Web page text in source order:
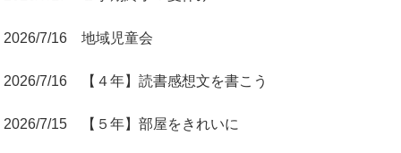
2026/7/16 地域児童会
2026/7/16 【４年】読書感想文を書こう
2026/7/15 【５年】部屋をきれいに